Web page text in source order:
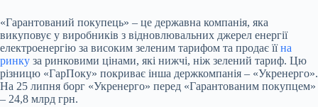
«Гарантований покупець» – це державна компанія, яка
викуповує у виробників з відновлювальних джерел енергії
електроенергію за високим зеленим тарифом та продає їїна
ринку за ринковими цінами, які нижчі, ніж зелений тариф. Цю
різницю «ГарПоку» покриває інша держкомпанія – «Укренерго».
На 25 липня борг «Укренерго» перед «Гарантованим покупцем»
– 24,8 млрд грн.